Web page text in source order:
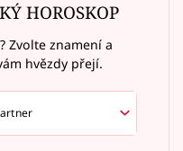
HOROSKOP
Zvolte znamení a
hvězdy přejí.